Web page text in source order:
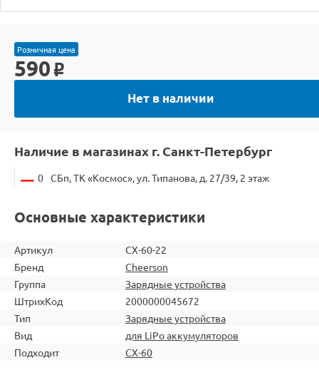
Розничная цена
590 o
Нет в наличии
Наличие в магазинах г. Санкт-Петербург
0 СБп, ТК «Космос», ул. Типанова, д. 27/39, 2 этаж
Основные характеристики
Артикул
CX-60-22
Бренд
Cheerson
Группа
Зарядные устройства
ШтрихКод
2000000045672
Тип
Зарядные устройства
Вид
для LiPo аккумуляторов
Подходит
CX-60